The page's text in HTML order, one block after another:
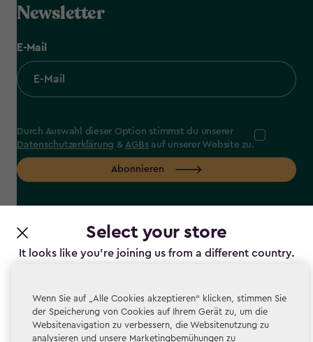
Select your store
It looks like you’re joining us from a different country.
Newsletter
E-Mail
Durch Auswahl dieser Option stimmst du unserer
Datenschutzerklärung &AGBsauf unserer Website zu.
Abonnieren
label.payment
Datenschutz
Wenn Sie auf „Alle Cookies akzeptieren“ klicken, stimmen Sie
der Speicherung von Cookies auf Ihrem Gerät zu, um die
Websitenavigation zu verbessern, die Websitenutzung zu
analysieren und unsere Marketingbemühungen zu